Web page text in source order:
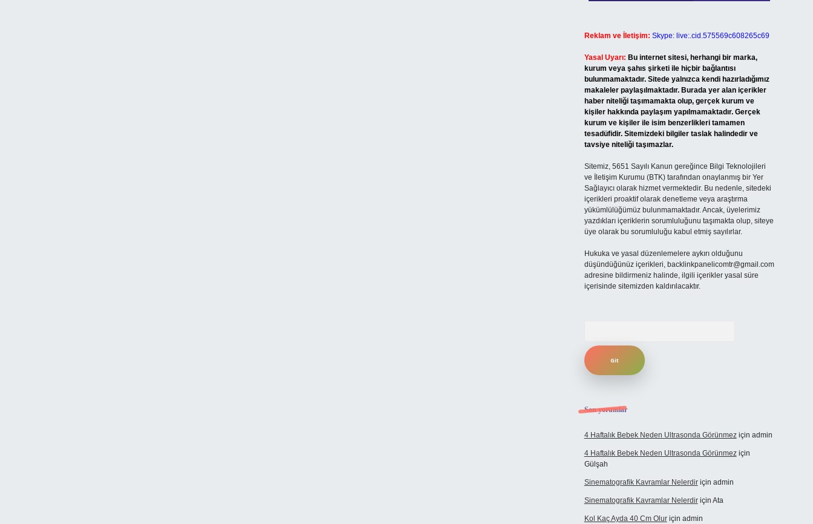
Reklam ve İletişim: Skype: live:.cid.575569c608265c69
Yasal Uyarı: Bu internet sitesi, herhangi bir marka,
kurum veya şahıs şirketi ile hiçbir bağlantısı
bulunmamaktadır. Sitede yalnızca kendi hazırladığımız
makaleler paylaşılmaktadır. Burada yer alan içerikler
haber niteliği taşımamakta olup, gerçek kurum ve
kişiler hakkında paylaşım yapılmamaktadır. Gerçek
kurum ve kişiler ile isim benzerlikleri tamamen
tesadüfidir. Sitemizdeki bilgiler taslak halindedir ve
tavsiye niteliği taşımazlar.
Sitemiz, 5651 Sayılı Kanun gereğince Bilgi Teknolojileri
ve İletişim Kurumu (BTK) tarafından onaylanmış bir Yer
Sağlayıcı olarak hizmet vermektedir. Bu nedenle, sitedeki
içerikleri proaktif olarak denetleme veya araştırma
yükümlülüğümüz bulunmamaktadır. Ancak, üyelerimiz
yazdıkları içeriklerin sorumluluğunu taşımakta olup, siteye
üye olarak bu sorumluluğu kabul etmiş sayılırlar.
Hukuka ve yasal düzenlemelere aykırı olduğunu
düşündüğünüz içerikleri, backlinkpanelicomtr@gmail.com
adresine bildirmeniz halinde, ilgili içerikler yasal süre
içerisinde sitemizden kaldırılacaktır.
Son yorumlar
4 Haftalık Bebek Neden Ultrasonda Görünmeziçin admin
4 Haftalık Bebek Neden Ultrasonda Görünmeziçin
Gülşah
Sinematografik Kavramlar Nelerdiriçin admin
Sinematografik Kavramlar Nelerdiriçin Ata
Kol Kaç Ayda 40 Cm Oluriçin admin